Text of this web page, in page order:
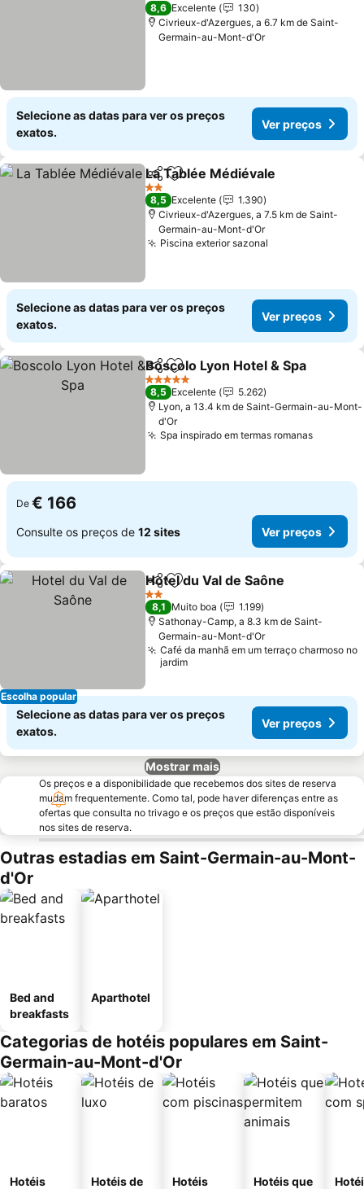
8,6 Excelente
130
Civrieux-d'Azergues, a 6.7 km de Saint-
Germain-au-Mont-d'Or
Selecione as datas para ver os preços
exatos.
Ver preços
PartilharAdicionar aos favoritos
La Tablée Médiévale
2 Estrelas
8,5 Excelente
1.390
Civrieux-d'Azergues, a 7.5 km de Saint-
Germain-au-Mont-d'Or
Piscina exterior sazonal
Selecione as datas para ver os preços
exatos.
Ver preços
PartilharAdicionar aos favoritos
Boscolo Lyon Hotel & Spa
5 Estrelas
8,5 Excelente
5.262
Lyon, a 13.4 km de Saint-Germain-au-Mont-
d'Or
Spa inspirado em termas romanas
De € 166
Consulte os preços de 12 sites Ver preços
Escolha popular
PartilharAdicionar aos favoritos
Hotel du Val de Saône
2 Estrelas
8,1 Muito boa
1.199
Sathonay-Camp, a 8.3 km de Saint-
Germain-au-Mont-d'Or
Café da manhã em um terraço charmoso no
jardim
Selecione as datas para ver os preços
exatos.
Ver preços
Mostrar mais
Os preços e a disponibilidade que recebemos dos sites de reserva
mudam frequentemente. Como tal, pode haver diferenças entre as
ofertas que consulta no trivago e os preços que estão disponíveis
nos sites de reserva.
Outras estadias em Saint-Germain-au-Mont-
d'Or
Bed and
breakfasts
Aparthotel
Categorias de hotéis populares em Saint-
Germain-au-Mont-d'Or
Hotéis
Hotéis de
Hotéis
Hotéis que